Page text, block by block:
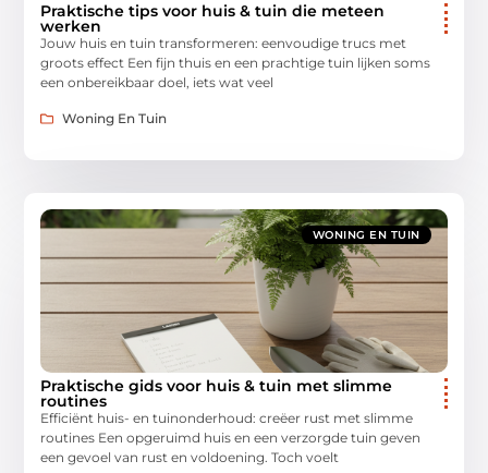
Praktische tips voor huis & tuin die meteen
werken
Jouw huis en tuin transformeren: eenvoudige trucs met
groots effect Een fijn thuis en een prachtige tuin lijken soms
een onbereikbaar doel, iets wat veel
Woning En Tuin
WONING EN TUIN
Praktische gids voor huis & tuin met slimme
routines
Efficiënt huis- en tuinonderhoud: creëer rust met slimme
routines Een opgeruimd huis en een verzorgde tuin geven
een gevoel van rust en voldoening. Toch voelt